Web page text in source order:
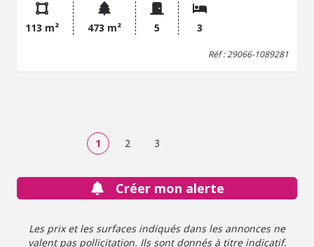
chambres, salle de bains et WC. et grenier aménagé avec
chambre et baignoire. Grand garage attenant et jardin
clos.
113 m² 473 m² 5 3
Réf : 29066-1089281
1 2 3
Créer mon alerte
Les prix et les surfaces indiqués dans les annonces ne
valent pas pollicitation. Ils sont donnés à titre indicatif.